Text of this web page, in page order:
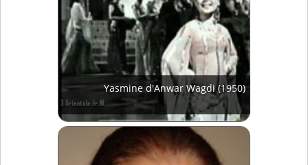
Yasmine d'Anwar Wagdi (1950)